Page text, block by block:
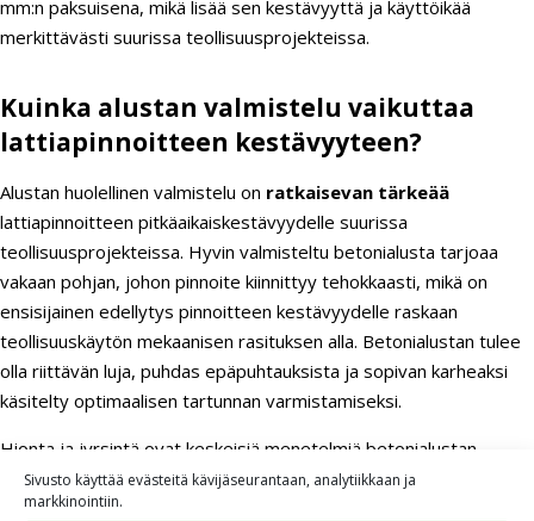
Sivusto käyttää evästeitä kävijäseurantaan, analytiikkaan ja
markkinointiin.
mm:n paksuisena, mikä lisää sen kestävyyttä ja käyttöikää
merkittävästi suurissa teollisuusprojekteissa.
Kuinka alustan valmistelu vaikuttaa
lattiapinnoitteen kestävyyteen?
Alustan huolellinen valmistelu on ratkaisevan tärkeää
lattiapinnoitteen pitkäaikaiskestävyydelle suurissa
teollisuusprojekteissa. Hyvin valmisteltu betonialusta tarjoaa
vakaan pohjan, johon pinnoite kiinnittyy tehokkaasti, mikä on
ensisijainen edellytys pinnoitteen kestävyydelle raskaan
teollisuuskäytön mekaanisen rasituksen alla. Betonialustan tulee
olla riittävän luja, puhdas epäpuhtauksista ja sopivan karheaksi
käsitelty optimaalisen tartunnan varmistamiseksi.
Hionta ja jyrsintä ovat keskeisiä menetelmiä betonialustan
valmistelussa teollisuuskohteissa. Hionta poistaa betonin
pinnasta sementtiliiman ja epäpuhtaudet sekä avaa betonin